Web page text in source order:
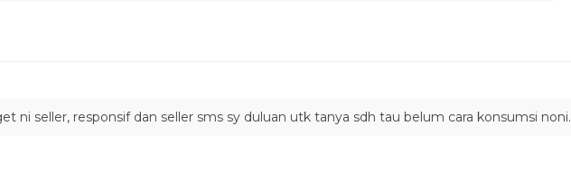
ni seller, responsif dan seller sms sy duluan utk tanya sdh tau belum cara konsumsi noni.